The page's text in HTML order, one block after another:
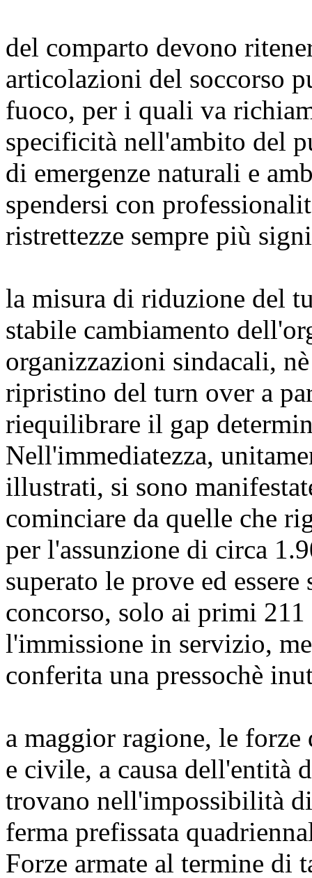
del comparto devono
articolazioni del soccorso
fuoco, per i quali va
specificità nell'ambito del
di emergenze naturali e
spendersi con
ristrettezze sempre più
la misura di riduzione del
stabile cambiamento
organizzazioni sindacali,
ripristino del turn over a
riequilibrare il gap
Nell'immediatezza,
illustrati, si sono
cominciare da quelle che
per l'assunzione di circa
superato le prove ed
concorso, solo ai primi
l'immissione in servizio,
conferita una pressochè
a maggior ragione, le
e civile, a causa dell'entità
trovano nell'impossibilità
ferma prefissata
Forze armate al termine di